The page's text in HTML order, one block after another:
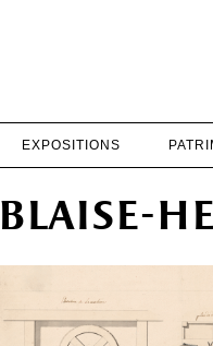
EXPOSITIONS
blaise-